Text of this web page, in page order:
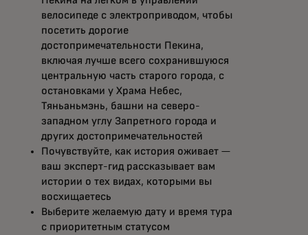
велосипеде с электроприводом, чтобы
посетить дорогие
достопримечательности Пекина,
включая лучше всего сохранившуюся
центральную часть старого города, с
остановками у Храма Небес,
Тяньаньмэнь, башни на северо-
западном углу Запретного города и
других достопримечательностей
Почувствуйте, как история оживает —
ваш эксперт-гид рассказывает вам
истории о тех видах, которыми вы
восхищаетесь
Выберите желаемую дату и время тура
с приоритетным статусом